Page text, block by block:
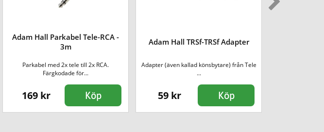
Adam Hall Parkabel Tele-RCA -
3m
Parkabel med 2x tele till 2x RCA.
Färgkodade för...
169 kr Köp
Adam Hall TRSf-TRSf Adapter
Adapter (även kallad könsbytare) från Tele
...
59 kr Köp